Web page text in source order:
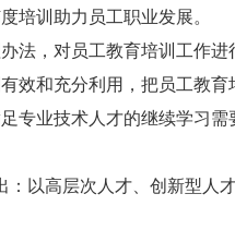
培训助力员工职业发展。
，对员工教育培训工作进
效和充分利用，把员工教
业技术人才的继续学习需
高层次人才、创新型人